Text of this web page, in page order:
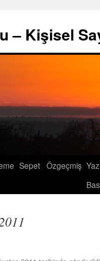
– Kişisel
Sepet Özgeçmiş